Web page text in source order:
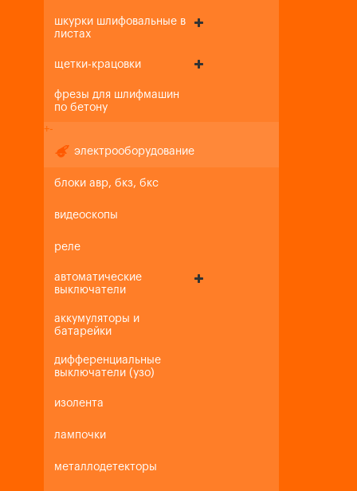
шкурки шлифовальные в
листах
щетки-крацовки
фрезы для шлифмашин
по бетону
+-
электрооборудование
блоки авр, бкз, бкс
видеоскопы
реле
автоматические
выключатели
аккумуляторы и
батарейки
дифференциальные
выключатели (узо)
изолента
лампочки
металлодетекторы